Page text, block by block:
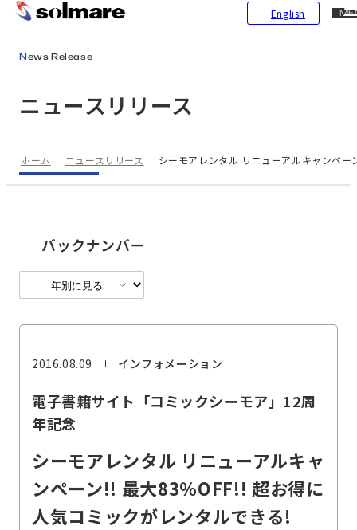
English
ニュースリリース
News Release
ホーム ニュースリリース シーモアレンタル リニューアルキャンペ
2016.08.09 インフォメーション
電子書籍サイト「コミックシーモア」12周
年記念
シーモアレンタル リニューアルキャ
ンペーン!! 最大83％OFF!! 超お得に
人気コミックがレンタルできる!
バックナンバー